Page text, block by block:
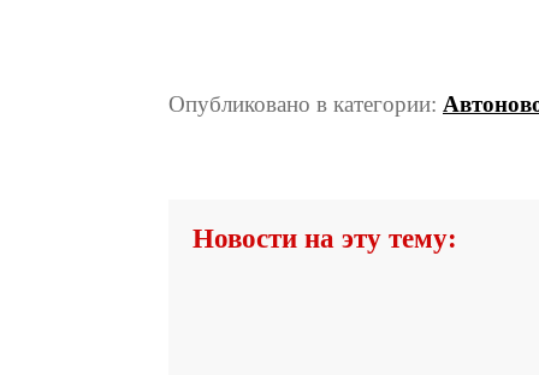
Опубликовано в категории:
Новости на эту тему: